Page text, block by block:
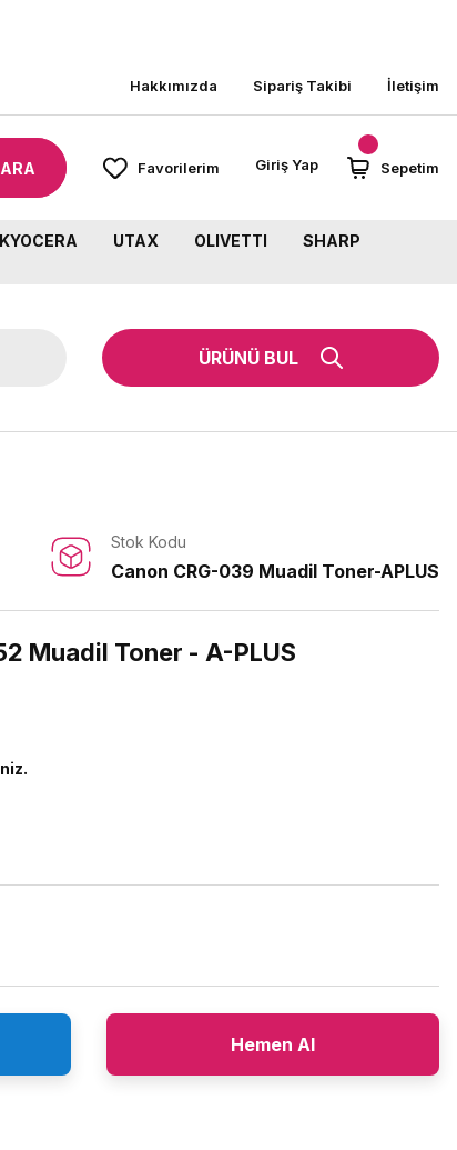
Hakkımızda Sipariş Takibi İletişim
ARA Favorilerim Giriş Yap Sepetim
KYOCERA UTAX OLIVETTI
SHARP
ÜRÜNÜ BUL
Stok Kodu
Canon CRG-039 Muadil Toner-APLUS
Muadil Toner - A-PLUS
Hemen Al